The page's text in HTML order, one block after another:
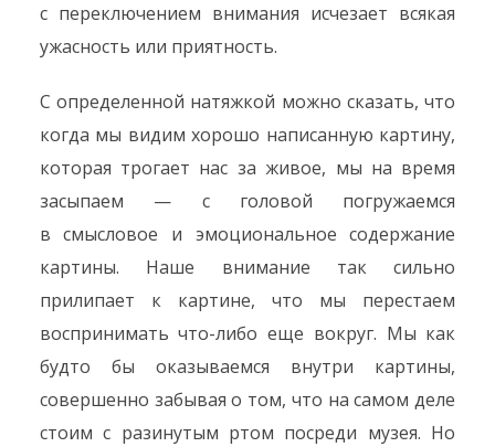
с переключением внимания исчезает всякая
ужасность или приятность.
С определенной натяжкой можно сказать, что
когда мы видим хорошо написанную картину,
которая трогает нас за живое, мы на время
засыпаем — с головой погружаемся
в смысловое и эмоциональное содержание
картины. Наше внимание так сильно
прилипает к картине, что мы перестаем
воспринимать что-либо еще вокруг. Мы как
будто бы оказываемся внутри картины,
совершенно забывая о том, что на самом деле
стоим с разинутым ртом посреди музея. Но